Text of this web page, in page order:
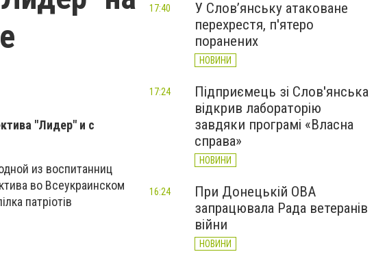
"Лидер" и с
из воспитанниц
во Всеукраинском
патріотів
У Слов’янську атаковане
перехрестя, п'ятеро
поранених
НОВИНИ
17:40
Підприємець зі Слов'янська
відкрив лабораторію
завдяки програмі «Власна
справа»
НОВИНИ
17:24
При Донецькій ОВА
запрацювала Рада ветеранів
війни
НОВИНИ
16:24